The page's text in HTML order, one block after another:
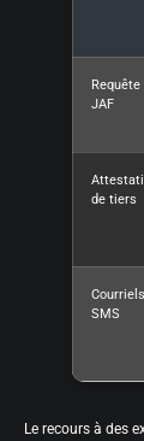
Requête
JAF
de tiers
SMS
Le recours à des